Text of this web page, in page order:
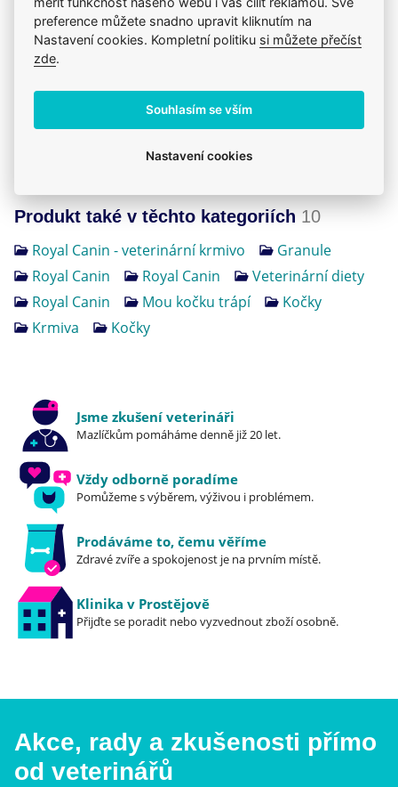
Chronický průjem
Růst, březost / laktace
Druh krmiva
granule
Veterinární dieta
ano
E-shop Veterix
Chcete objednat? Nevíte si rady s výběrem
777 319 517
eshop@veterix.cz
Produkt také v těchto kategoriích 10
Royal Canin - veterinární krmivo
Granule
Royal Canin
Royal Canin
Veterinární diety
Royal Canin
Mou kočku trápí
Kočky
Krmiva
Kočky
Jsme zkušení veterináři
Mazlíčkům pomáháme denně již 20 let.
Vždy odborně poradíme
Pomůžeme s výběrem, výživou i problémem.
Prodáváme to, čemu věříme
Zdravé zvíře a spokojenost je na prvním místě.
Klinika v Prostějově
Přijďte se poradit nebo vyzvednout zboží osobně.
Akce, rady a zkušenosti přímo
od veterinářů
preference můžete snadno upravit kliknutím na
Nastavení cookies. Kompletní politiku si můžete přečíst
zde.
Souhlasím se vším
Nastavení cookies